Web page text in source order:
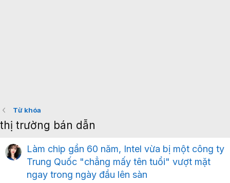
Từ khóa
thị trường bán dẫn
Làm chip gần 60 năm, Intel vừa bị một công ty
Trung Quốc "chẳng mấy tên tuổi" vượt mặt
ngay trong ngày đầu lên sàn